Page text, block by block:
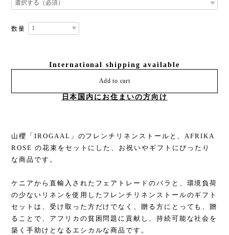
数量
International shipping available
Add to cart
日本国内にお住まいの方向け
山櫻「IROGAAL」のフレンチリネンストールと、AFRIKA
ROSE の花束をセットにした、お祝いやギフトにぴったり
な商品です。
ケニアから直輸入されたフェアトレードのバラと、環境負荷
の少ないリネンを使用したフレンチリネンストールのギフト
セットは、受け取った方だけでなく、贈る方にとっても、贈
ることで、アフリカの貧困問題に貢献し、持続可能な社会を
築く手助けとなるエシカルな商品です。